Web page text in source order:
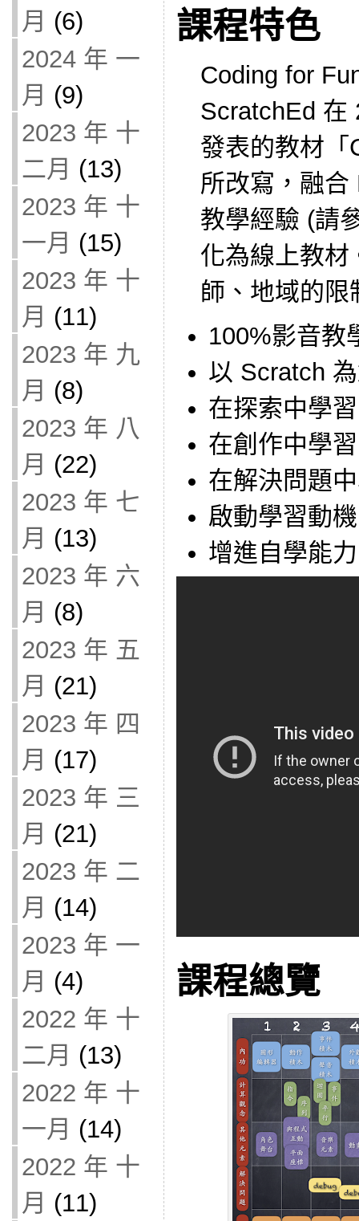
月 (6)
2024 年 一
月 (9)
2023 年 十
二月 (13)
2023 年 十
一月 (15)
2023 年 十
月 (11)
2023 年 九
月 (8)
2023 年 八
月 (22)
2023 年 七
月 (13)
2023 年 六
月 (8)
2023 年 五
月 (21)
2023 年 四
月 (17)
2023 年 三
月 (21)
2023 年 二
月 (14)
2023 年 一
月 (4)
2022 年 十
二月 (13)
2022 年 十
一月 (14)
2022 年 十
月 (11)
課程特色
Coding for
ScratchEd 在
發表的教材「
所改寫，融
教學經驗 (請
化為線上教材
師、地域的限
100%影音教
以 Scratch
在探索中學習
在創作中學習
在解決問題
啟動學習動機
增進自學能力
課程總覽